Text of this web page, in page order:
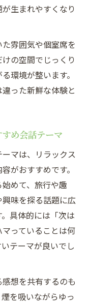
生まれやすくなり
雰囲気や個室席を
の空間でじっくり
環境が整います。
った新鮮な体験と
め会話テーマ
マは、リラックス
がおすすめです。
めて、旅行や趣
味を探る話題に広
具体的には「次は
っていることは何
テーマが良いでし
想を共有するのも
を吸いながらゆっ